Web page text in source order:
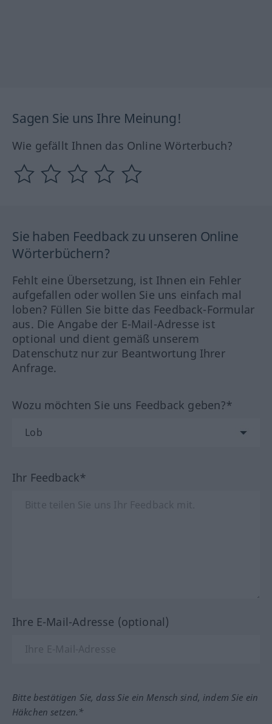
Sagen Sie uns Ihre Meinung!
Wie gefällt Ihnen das Online Wörterbuch?
Sie haben Feedback zu unseren Online
Wörterbüchern?
Fehlt eine Übersetzung, ist Ihnen ein Fehler
aufgefallen oder wollen Sie uns einfach mal
loben? Füllen Sie bitte das Feedback-Formular
aus. Die Angabe der E-Mail-Adresse ist
optional und dient gemäß unserem
Datenschutz nur zur Beantwortung Ihrer
Anfrage.
Wozu möchten Sie uns Feedback geben?*
Ihr Feedback*
Ihre E-Mail-Adresse (optional)
Bitte bestätigen Sie, dass Sie ein Mensch sind, indem Sie ein
Häkchen setzen.*